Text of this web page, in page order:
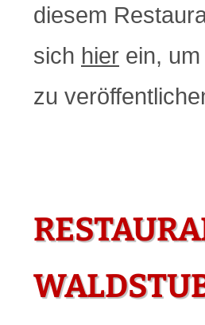
diesem
sich hier ein,
zu